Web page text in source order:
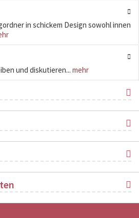
in schickem Design sowohl innen
und diskutieren... mehr